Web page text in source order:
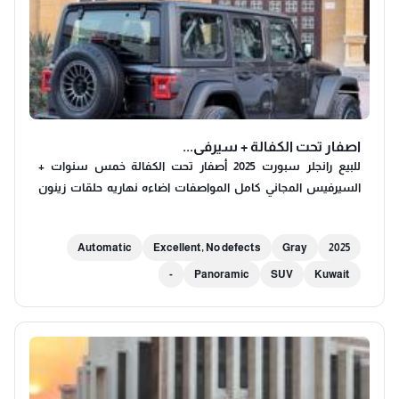
بانورامية سناسر محيطية رنجات مكحلة دبة هايدروليك بصمة بيبان
الدخول والخروج الذكي من السيارة تشغيل عن بعد مناظر تنصفط
اشارات عالمناظر مساعد الاصطفاف سلة جناح
اصفار تحت الكفالة + سيرفي...
للبيع رانجلر سبورت 2025 أصفار تحت الكفالة خمس سنوات +
السيرفيس المجاني كامل المواصفات اضاءه نهاريه حلقات زينون
مثبت سرعه رادار نزول المنحدرات دبل قير كار ابلي سناسر كاميرا
والعديد من المواصفات
2025
Gray
Excellent, No defects
Automatic
Kuwait
SUV
Panoramic
-